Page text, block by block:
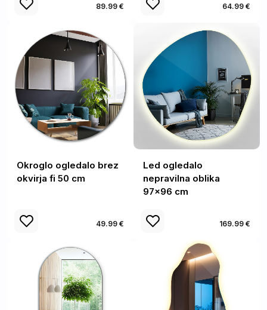
89.99 € 64.99 €
Okroglo ogledalo brez
okvirja fi 50 cm
49.99 €
Led ogledalo
nepravilna oblika
97x96 cm
169.99 €